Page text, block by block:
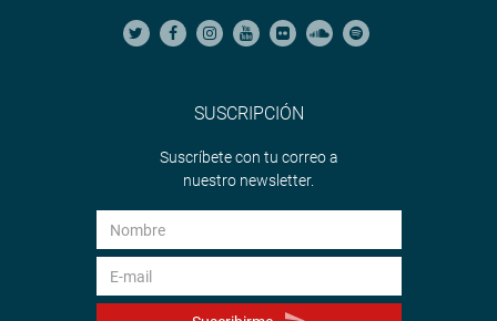
SUSCRIPCIÓN
Suscríbete con tu correo a
nuestro newsletter.